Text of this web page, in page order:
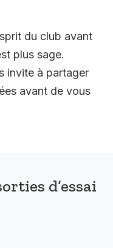
du club avant
plus sage.
invite à partager
avant de vous
d’essai